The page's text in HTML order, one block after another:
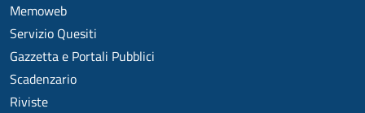
Memoweb
Servizio Quesiti
Gazzetta e Portali Pubblici
Scadenzario
Riviste